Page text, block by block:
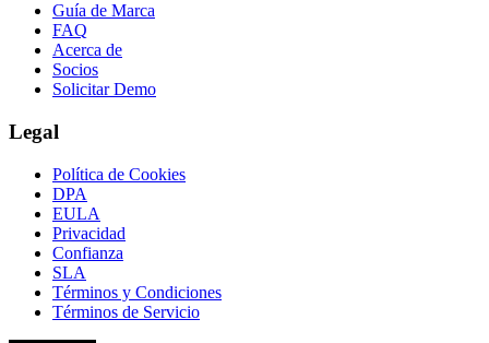
Guía de Marca
FAQ
Acerca de
Socios
Solicitar Demo
Legal
Política de Cookies
DPA
EULA
Privacidad
Confianza
SLA
Términos y Condiciones
Términos de Servicio